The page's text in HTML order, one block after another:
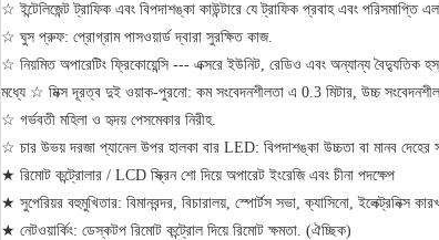
☆ ইন্টেলিজেন্ট ট্রাফিক এবং বিপদাশঙ্কা কাউন্টারে যে ট্রাফিক প্রবাহ এবং পরিসমাপ্তি
☆ ঘুস প্রুফ: প্রোগ্রাম পাসওয়ার্ড দ্বারা সুরক্ষিত কাজ.
☆ নিয়মিত অপারেটিং ফ্রিকোয়েন্সি --- এক্সরে ইউনিট, রেডিও এবং অন্যান্য বৈদ্যুতিক
মধ্যে ☆ মিক্স দূরত্ব দুই ওয়াক-পুরনো: কম সংবেদনশীলতা এ 0.3 মিটার, উচ্চ
☆ গর্ভবতী মহিলা ও হৃদয় পেসমেকার নিরীহ.
☆ চার উভয় দরজা প্যানেল উপর হালকা বার LED: বিপদাশঙ্কা উচ্চতা বা মানব দেহের
★ রিমোট কন্ট্রোলার / LCD স্ক্রিন শো দিয়ে অপারেট ইংরেজি এবং চীনা পদক্ষেপ
★ সুপেরিয়র বহুমুখিতার: বিমানবন্দর, বিচারালয়, স্পোর্টস সভা, ক্যাসিনো, ইলেক্ট্রনিক্স
★ নেটওয়ার্কিং: ডেস্কটপ রিমোট কন্ট্রোল দিয়ে রিমোট ক্ষমতা. (ঐচ্ছিক)